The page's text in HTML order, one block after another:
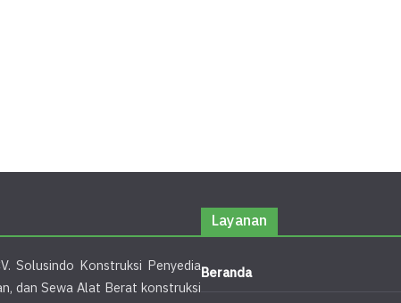
Solusindo Konstruksi Penyedia
dan Sewa Alat Berat konstruksi
Layanan
Beranda